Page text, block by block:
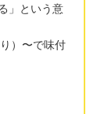
」という意
）〜で味付